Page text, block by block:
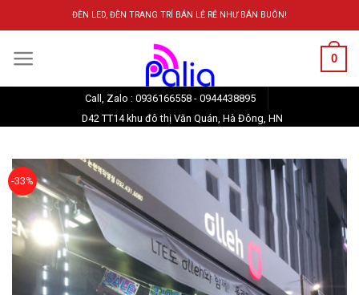
to
ĐÈN LED, ĐÈN TRANG TRÍ BÁN LẺ RẺ NHƯ BÁN BUÔN!
0
Call, Zalo : 0936166558 - 0944438895
D42 TT14 khu đô thị Văn Quán, Hà Đông, HN
-33%